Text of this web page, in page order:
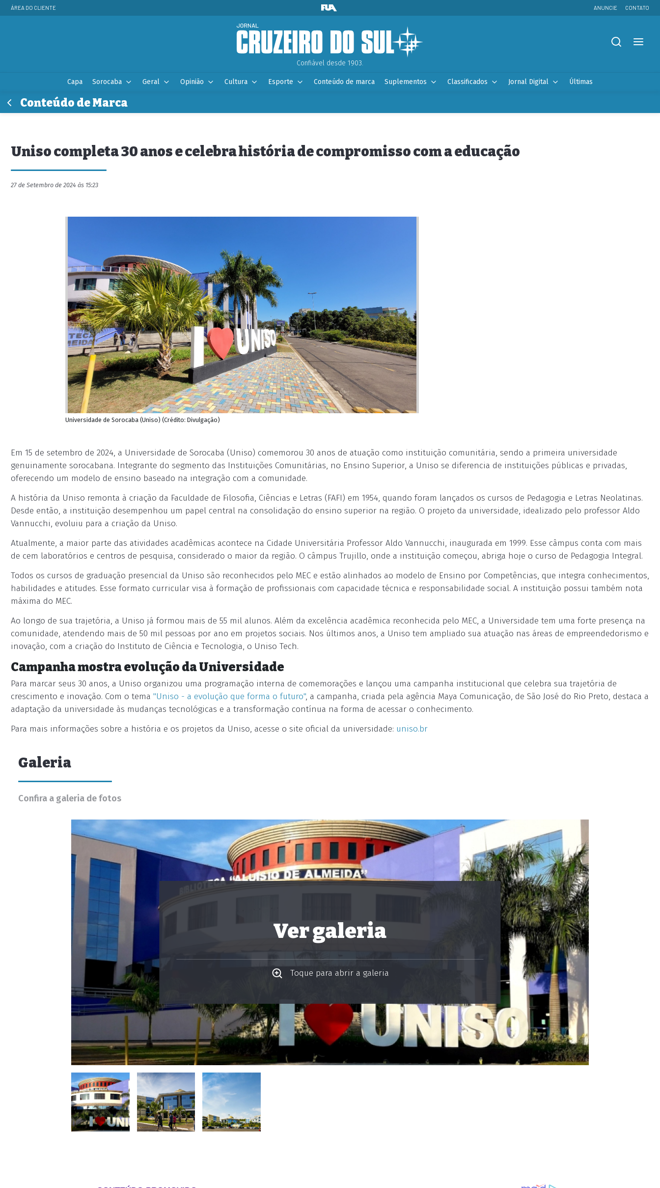
ÁREA DO CLIENTE ANUNCIE CONTATO
Confiável desde 1903.
Capa Sorocaba Geral Opinião Cultura Esporte Conteúdo de marca Suplementos Classificados Jornal Digital Últimas
Conteúdo de Marca
Uniso completa 30 anos e celebra história de compromisso com a educação
27 de Setembro de 2024 às 15:23
Universidade de Sorocaba (Uniso) (Crédito: Divulgação)
Em 15 de setembro de 2024, a Universidade de Sorocaba (Uniso) comemorou 30 anos de atuação como instituição comunitária, sendo a primeira universidade
genuinamente sorocabana. Integrante do segmento das Instituições Comunitárias, no Ensino Superior, a Uniso se diferencia de instituições públicas e privadas,
oferecendo um modelo de ensino baseado na integração com a comunidade.
A história da Uniso remonta à criação da Faculdade de Filosofia, Ciências e Letras (FAFI) em 1954, quando foram lançados os cursos de Pedagogia e Letras Neolatinas.
Desde então, a instituição desempenhou um papel central na consolidação do ensino superior na região. O projeto da universidade, idealizado pelo professor Aldo
Vannucchi, evoluiu para a criação da Uniso.
Atualmente, a maior parte das atividades acadêmicas acontece na Cidade Universitária Professor Aldo Vannucchi, inaugurada em 1999. Esse câmpus conta com mais
de cem laboratórios e centros de pesquisa, considerado o maior da região. O câmpus Trujillo, onde a instituição começou, abriga hoje o curso de Pedagogia Integral.
Todos os cursos de graduação presencial da Uniso são reconhecidos pelo MEC e estão alinhados ao modelo de Ensino por Competências, que integra conhecimentos,
habilidades e atitudes. Esse formato curricular visa à formação de profissionais com capacidade técnica e responsabilidade social. A instituição possui também nota
máxima do MEC.
Ao longo de sua trajetória, a Uniso já formou mais de 55 mil alunos. Além da excelência acadêmica reconhecida pelo MEC, a Universidade tem uma forte presença na
comunidade, atendendo mais de 50 mil pessoas por ano em projetos sociais. Nos últimos anos, a Uniso tem ampliado sua atuação nas áreas de empreendedorismo e
inovação, com a criação do Instituto de Ciência e Tecnologia, o Uniso Tech.
Campanha mostra evolução da Universidade
Para marcar seus 30 anos, a Uniso organizou uma programação interna de comemorações e lançou uma campanha institucional que celebra sua trajetória de
crescimento e inovação. Com o tema "Uniso - a evolução que forma o futuro", a campanha, criada pela agência Maya Comunicação, de São José do Rio Preto, destaca a
adaptação da universidade às mudanças tecnológicas e a transformação contínua na forma de acessar o conhecimento.
Para mais informações sobre a história e os projetos da Uniso, acesse o site oficial da universidade: uniso.br
Galeria
Confira a galeria de fotos
Ver galeria
Toque para abrir a galeria